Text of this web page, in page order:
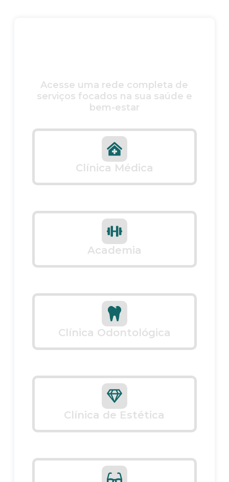
Acesse uma rede completa de
serviços focados na sua saúde e
bem-estar
Clínica Médica
Academia
Clínica Odontológica
Clínica de Estética